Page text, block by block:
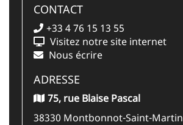
CONTACT
+33 4 76 15 13 55
Visitez notre site internet
Nous écrire
ADRESSE
75, rue Blaise Pascal
38330 Montbonnot-Saint-Martin